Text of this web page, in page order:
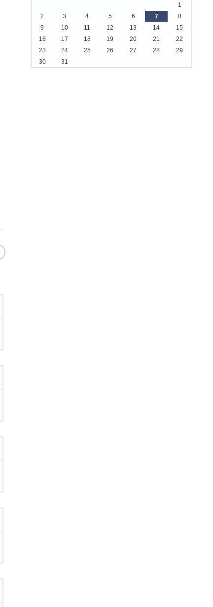
1
2
3 4 5 6 7
8
9
10 11 12 13 14
15
16
17 18 19 20 21
22
23
24 25 26 27 28
29
30
31